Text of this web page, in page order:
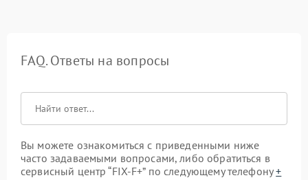
FAQ. Ответы на вопросы
Вы можете ознакомиться с приведенными ниже
часто задаваемыми вопросами, либо обратиться в
сервисный центр “FIX-F+” по следующему телефону+